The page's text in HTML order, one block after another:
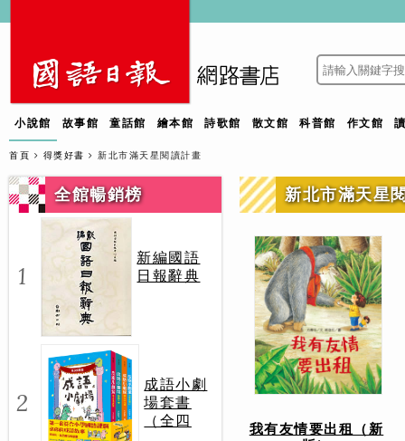
小說館 故事館 童話館 繪本館 詩歌館 散文館 科普館 作文館
首頁 得獎好書 新北市滿天星閱讀計畫
全館暢銷榜
1
新編國語
日報辭典
2
成語小劇
場套書
（全四
新北市滿天星
我有友情要出租（新